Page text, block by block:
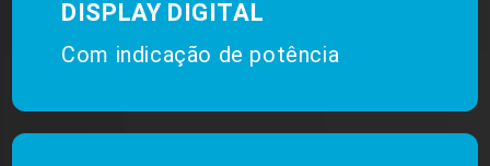
DISPLAY DIGITAL
Com indicação de potência